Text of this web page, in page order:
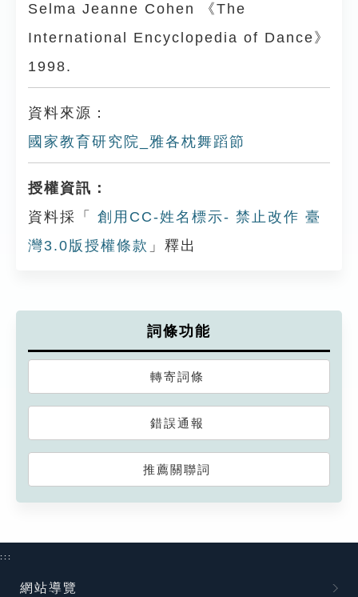
Selma Jeanne Cohen 《The
International Encyclopedia of Dance》
1998.
資料來源：
國家教育研究院_雅各枕舞蹈節
授權資訊：
資料採「
創用CC-姓名標示- 禁止改作 臺
灣3.0版授權條款 」釋出
詞條功能
轉寄詞條
錯誤通報
推薦關聯詞
:::
網站導覽